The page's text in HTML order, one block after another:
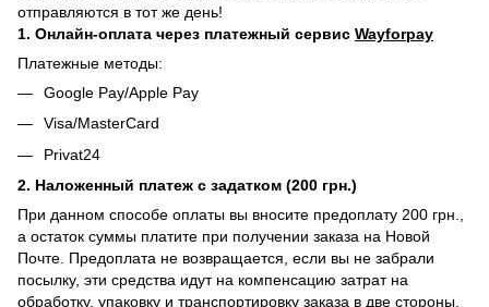
отправляются в тот же день!
1. Онлайн-оплата через платежный сервис Wayforpay
Платежные методы:
Google Pay/Apple Pay
Visa/MasterCard
Privat24
2. Наложенный платеж с задатком (200 грн.)
При данном способе оплаты вы вносите предоплату 200 грн.,
а остаток суммы платите при получении заказа на Новой
Почте. Предоплата не возвращается, если вы не забрали
посылку, эти средства идут на компенсацию затрат на
обработку, упаковку и транспортировку заказа в две стороны.